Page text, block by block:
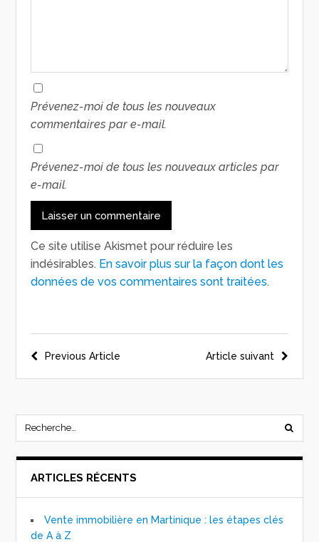
Prévenez-moi de tous les nouveaux
commentaires par e-mail.
Prévenez-moi de tous les nouveaux articles par
e-mail.
Ce site utilise Akismet pour réduire les
indésirables. En savoir plus sur la façon dont les
données de vos commentaires sont traitées.
Article suivant
Previous Article
ARTICLES RÉCENTS
Vente immobilière en Martinique : les étapes clés
de A à Z